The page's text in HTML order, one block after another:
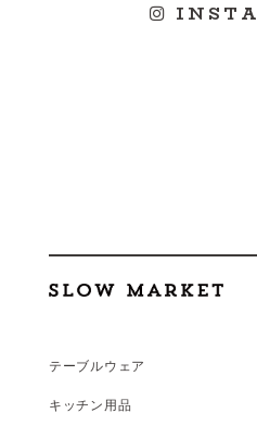
テーブルウェア
キッチン用品